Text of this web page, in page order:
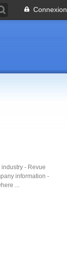
Connexion
- Revue
information -
...